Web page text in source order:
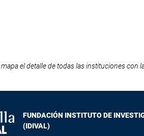
el detalle de todas las instituciones
FUNDACIÓN INSTITUTO DE
(IDIVAL)